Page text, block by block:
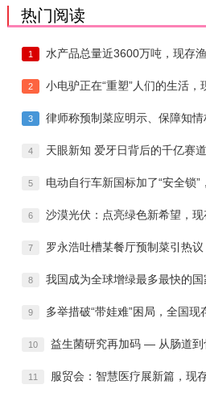
热门阅读
1 水产品总量近3600万吨，现存
2 小电驴正在“重塑”人们的生活，
3 律师称预制菜应明示、保障知
4 天眼新知 爱牙日背后的千亿赛
5 电动自行车新国标加了“安全锁”
6 沙漠光伏：点亮绿色新希望，
7 罗永浩吐槽某餐厅预制菜引热
8 我国成为全球增绿最多最快的
9 多举措破“带娃难”困局，全国现
10 益生菌研究再加码 — 从肠道到
11 服贸会：智慧医疗展新篇，现